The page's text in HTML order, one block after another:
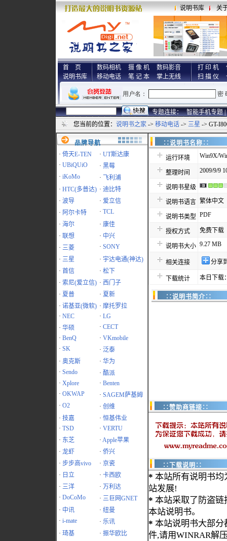
说明书库 关
首 页
说明书库
数码相机 摄 像 机
数码影音
移动电话
笔 记 本 掌上无线
打 印 机
扫 描 仪
专题连接： 智能手机专题 |
您当前的位置： 说明书之家 -> 移动电话 -> 三星 -> GT-
品牌导航
· 倚天E-TEN · UT斯达康
· UBiQUiO · 黑莓
· iKoMo ·
飞利浦
· HTC(多普达) · 迪比特
· 波导 · 爱立信
· 阿尔卡特 · TCL
· 海尔 · 康佳
· 联想 · 中兴
· 三菱 · SONY
· 三星 · 宇达电通(神达)
· 首信 · 松下
· 索尼(爱立信) · 西门子
· 夏普 · 夏新
· 诺基亚(微软) · 摩托罗拉
· NEC · LG
· 华硕 · CECT
· BenQ · VKmobile
· SK · 泛泰
· 奥克斯 · 华为
· Sendo · 酷派
· Xplore · Benten
· OKWAP · SAGEM萨基姆
· O2 · 创维
· 技嘉 · 恒基伟业
· TSD · VERTU
· 东芝 · Apple苹果
· 龙虾 · 侨兴
· 步步高vivo · 京瓷
· 日立 · 卡西欧
· 三洋 · 万利达
· DoCoMo · 三巨网GNET
· 中讯 · 纽曼
· i-mate · 乐讯
· 琦基 · 振华欧比
∷说明书名
运行环境 Win9X/
整理时间 2009/9/9
说明书星级
说明书语言 繁体中文
说明书类型 PDF
授权方式 免费下载
说明书大小 9.27 MB
相关连接 分享
下载统计 本日下载
∷说明书简介∷
∷赞助商链接∷
∷下载说明∷
* 本站所有说明书均
站发展!
* 本站采取了防盗链
本站说明书。
* 本站说明书大部分
件,请用WINRAR解